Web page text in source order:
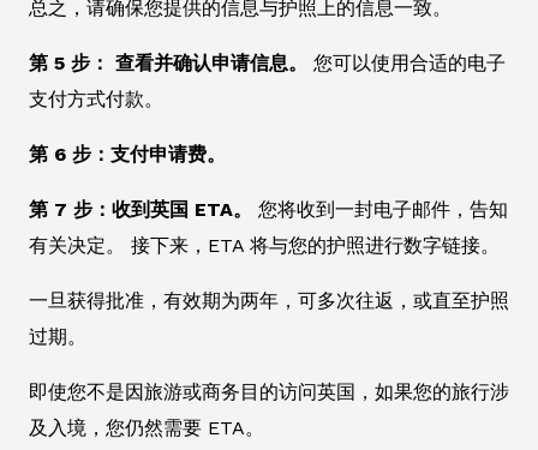
总之，请确保您提供的信息与护照上的信息一致。
第 5 步： 查看并确认申请信息。
您可以使用合适的电子
支付方式付款。
第 6 步：支付申请费。
第 7 步：收到英国 ETA。 您将收到一封电子邮件，告知
有关决定。 接下来，ETA 将与您的护照进行数字链接。
一旦获得批准，有效期为两年，可多次往返，或直至护照
过期。
即使您不是因旅游或商务目的访问英国，如果您的旅行涉
及入境，您仍然需要 ETA。